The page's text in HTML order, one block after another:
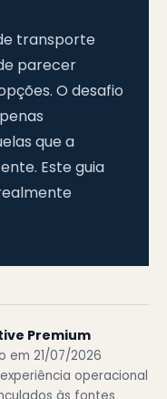
transporte
parecer
O desafio
que a
Este guia
Premium
em 21/07/2026
operacional